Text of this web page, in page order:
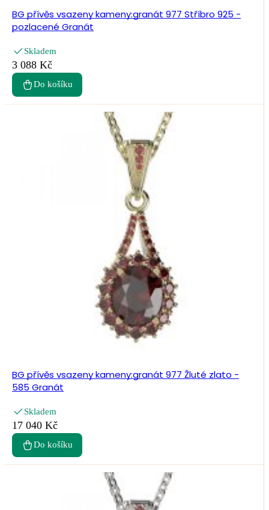
BG přívěs vsazeny kameny:granát 977 Stříbro 925 -
pozlacené Granát
Skladem
3 088 Kč
Do košíku
BG přívěs vsazeny kameny:granát 977 Žluté zlato -
585 Granát
Skladem
17 040 Kč
Do košíku